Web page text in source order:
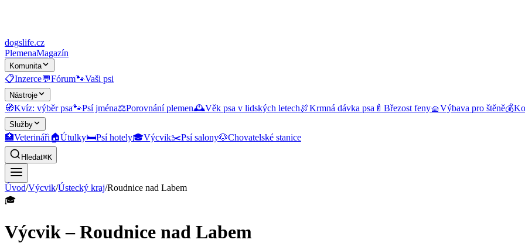
dogslife.cz
PlemenaMagazín
Komunita
📋Inzerce💬Fórum🐾Vaši psi
Nástroje
🧭Kvíz: výběr psa🐾Psí jména⚖️Porovnání plemen🕰️Věk psa v lidských letech🍖Krmná dávka psa 🍼 Březost feny🧺Výbava pro štěně💰
Služby
🏥Veterináři🏠Útulky🛏️Psí hotely🎓Výcvik✂️Psí salony🐶Chovatelské stanice
Hledat⌘K
Úvod/Výcvik/Ústecký kraj/Roudnice nad Labem
🎓
Výcvik – Roudnice nad Labem